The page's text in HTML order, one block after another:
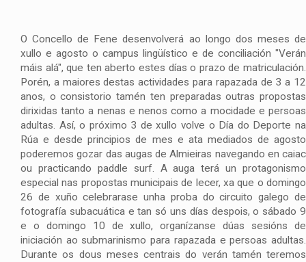
O Concello de Fene desenvolverá ao longo dos meses de
xullo e agosto o campus lingüístico e de conciliación "Verán
máis alá", que ten aberto estes días o prazo de matriculación.
Porén, a maiores destas actividades para rapazada de 3 a 12
anos, o consistorio tamén ten preparadas outras propostas
dirixidas tanto a nenas e nenos como a mocidade e persoas
adultas. Así, o próximo 3 de xullo volve o Día do Deporte na
Rúa e desde principios de mes e ata mediados de agosto
poderemos gozar das augas de Almieiras navegando en caiac
ou practicando paddle surf. A auga terá un protagonismo
especial nas propostas municipais de lecer, xa que o domingo
26 de xuño celebrarase unha proba do circuito galego de
fotografía subacuática e tan só uns días despois, o sábado 9
e o domingo 10 de xullo, organízanse dúas sesións de
iniciación ao submarinismo para rapazada e persoas adultas.
Durante os dous meses centrais do verán tamén teremos